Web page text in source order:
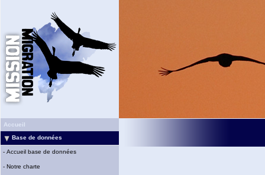
Accueil
Base de données
- Accueil base de données
- Notre charte